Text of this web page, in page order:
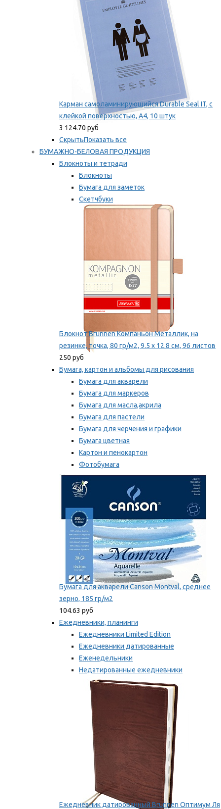
Карман самоламинирующийся Durable Seal IT, с
клейкой поверхностью, A4, 10 штук
3 124.70 руб
СкрытьПоказать все
БУМАЖНО-БЕЛОВАЯ ПРОДУКЦИЯ
Блокноты и тетради
Блокноты
Бумага для заметок
Скетчбуки
Тетради
Блокнот Brunnen Компаньон Металлик, на
резинке, точка, 80 гр/м2, 9.5 х 12.8 см, 96 листов
250 руб
Бумага, картон и альбомы для рисования
Бумага для акварели
Бумага для маркеров
Бумага для масла,акрила
Бумага для пастели
Бумага для черчения и графики
Бумага цветная
Картон и пенокартон
Фотобумага
Мы рекомендуем
Бумага для акварели Canson Montval, среднее
зерно, 185 гр/м2
104.63 руб
Ежедневники, планинги
Ежедневники Limited Edition
Ежедневники датированные
Еженедельники
Недатированные ежедневники
Планинги
Мы рекомендуем
Ежедневник датированный Brunnen Оптимум Ля